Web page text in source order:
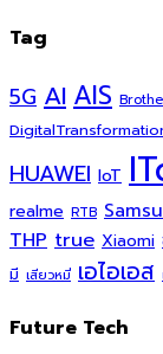
Tag
5G AI AIS
HUAWEI IoT
realme RTB
THP true Xiaomi
มี เสียวหมี่ เอไอเอส
Future Tech